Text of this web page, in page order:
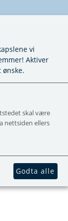
vi
Aktiver
skal være
nettsiden ellers
Godta alle